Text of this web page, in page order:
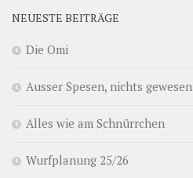
NEUESTE BEITRÄGE
Die Omi
Ausser Spesen, nichts gewesen
Alles wie am Schnürrchen
Wurfplanung 25/26